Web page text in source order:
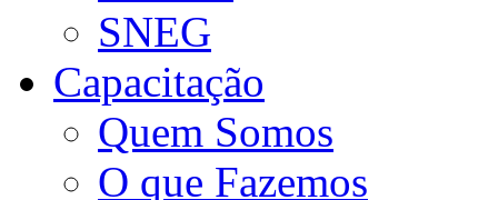
SNEG
Capacitação
Quem Somos
O que Fazemos